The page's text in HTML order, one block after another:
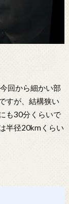
回から細かい部
すが、結構狭い
も30分くらいで
半径20kmくらい